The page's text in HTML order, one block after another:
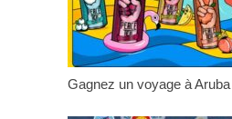
Gagnez un voyage à